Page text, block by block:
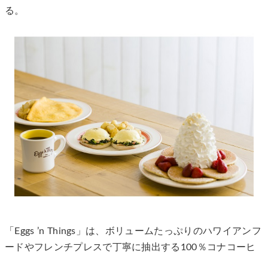
る。
「Eggs ’n Things」は、ボリュームたっぷりのハワイアンフ
ードやフレンチプレスで丁寧に抽出する100％コナコーヒ